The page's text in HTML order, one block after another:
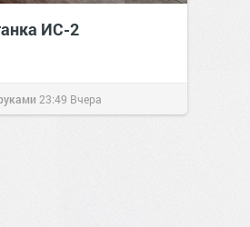
ИС-2
23:49 Вчера